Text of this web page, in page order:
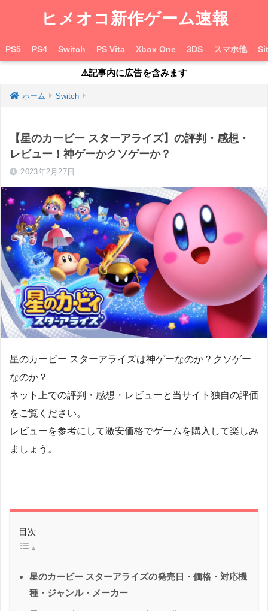
ヒメオコ新作ゲーム速報
PS5 PS4 Switch PS Vita Xbox One 3DS スマホ他
⚠︎記事内に広告を含みます
ホーム Switch
【星のカービー スターアライズ】の評判・感想・
レビュー！神ゲーかクソゲーか？
2023年2月27日
星のカービー スターアライズは神ゲーなのか？クソゲー
なのか？
ネット上での評判・感想・レビューと当サイト独自の評価
をご覧ください。
レビューを参考にして激安価格でゲームを購入して楽しみ
ましょう。
目次
星のカービー スターアライズの発売日・価格・対応機
種・ジャンル・メーカー